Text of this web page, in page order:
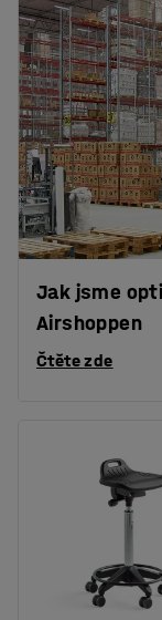
Jak jsme
Airshoppen
Čtěte zde